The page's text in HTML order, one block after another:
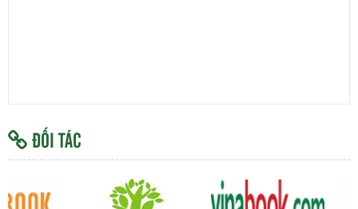
ĐỐI TÁC